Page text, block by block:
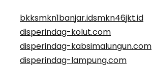
bkksmkn1banjar.idsmkn46jkt.id
disperindag-kolut.com
disperindag-kabsimalungun.com
disperindag-lampung.com